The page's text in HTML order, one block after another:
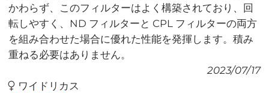
かわらず、このフィルターはよく構築されており、回
転しやすく、ND フィルターと CPL フィルターの両方
を組み合わせた場合に優れた性能を発揮します。積み
重ねる必要はありません。
2023/07/17
ワイドリカス